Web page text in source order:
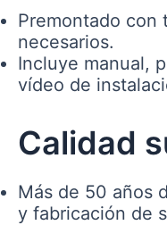
Premontado con
necesarios.
Incluye manual,
vídeo de
Calidad
Más de 50 años
y fabricación de